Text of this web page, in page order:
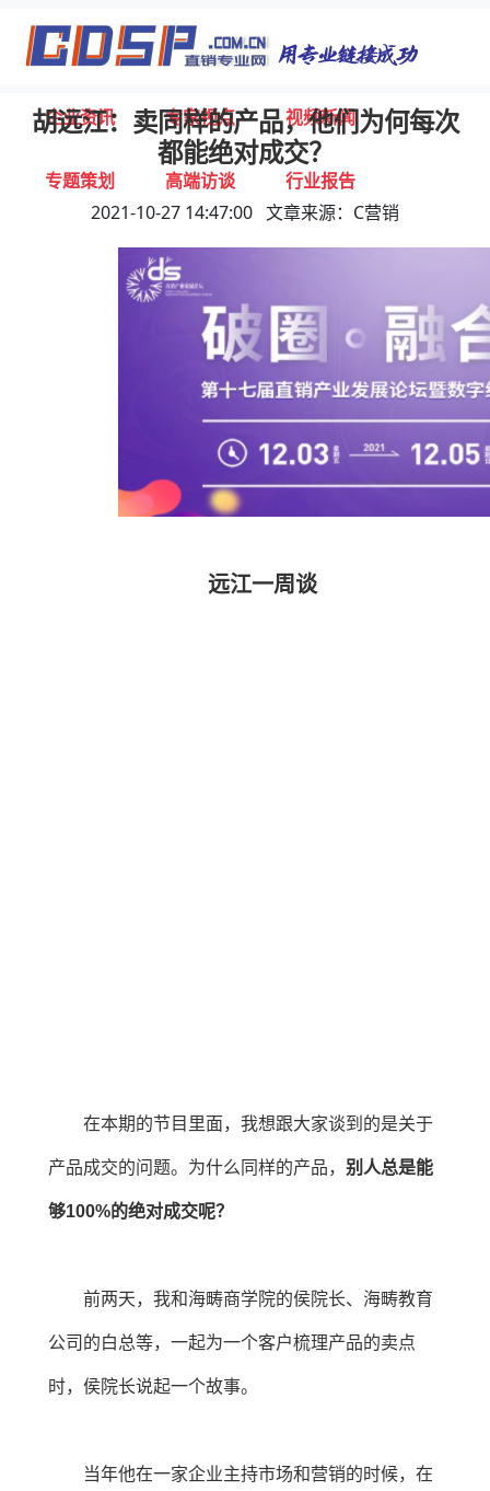
首页 独家报道 行业动态
企业资讯 专家视点 视频新闻
专题策划 高端访谈 行业报告
联系我们
胡远江：卖同样的产品，他们为何每次
都能绝对成交？
2021-10-27 14:47:00 文章来源：C营销
远江一周谈
在本期的节目里面，我想跟大家谈到的是关于
产品成交的问题。为什么同样的产品， 别人总是能
够100%的绝对成交呢？
前两天，我和海畴商学院的侯院长、海畴教育
公司的白总等，一起为一个客户梳理产品的卖点
时，侯院长说起一个故事。
当年他在一家企业主持市场和营销的时候，在